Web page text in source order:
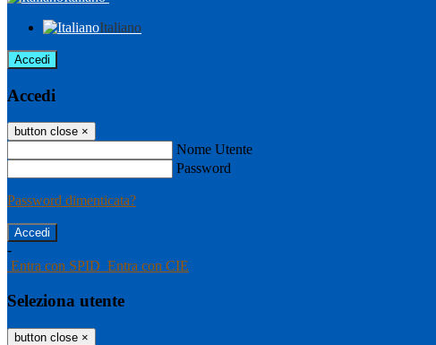
Italiano
Accedi
Accedi
button close ×
Nome Utente
Password
Password dimenticata?
-
Entra con SPID Entra con CIE
Seleziona utente
button close ×